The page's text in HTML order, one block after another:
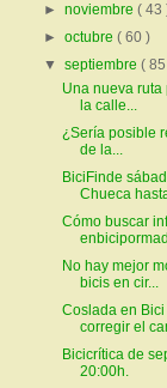
►noviembre( 43
►octubre( 60 )
▼septiembre(
Una nueva ruta
la calle...
¿Sería posible
de la...
BiciFinde
Chueca
Cómo buscar
No hay mejor
bicis en cir...
Coslada en
corregir el
Bicicrítica de
20:00h.